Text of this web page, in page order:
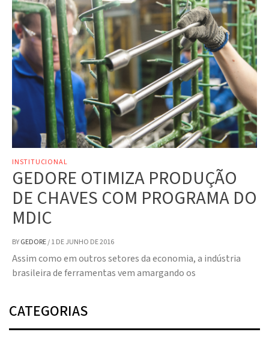
INSTITUCIONAL
GEDORE OTIMIZA PRODUÇÃO
DE CHAVES COM PROGRAMA DO
MDIC
BYGEDORE/1 DE JUNHO DE 2016
Assim como em outros setores da economia, a indústria
brasileira de ferramentas vem amargando os
CATEGORIAS